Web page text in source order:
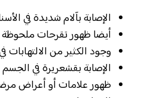
الإصابة بآلام شديدة في
أيضا ظهور تقرحات ملحوظة
وجود الكثير من الالتهابات
الإصابة بقشعريرة في الجسم
ظهور علامات أو أعراض